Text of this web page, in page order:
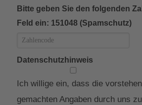
Bitte geben Sie den folgenden
Feld ein: 151048 (Spamschutz)
Datenschutzhinweis
Ich willige ein, dass die
gemachten Angaben durch uns